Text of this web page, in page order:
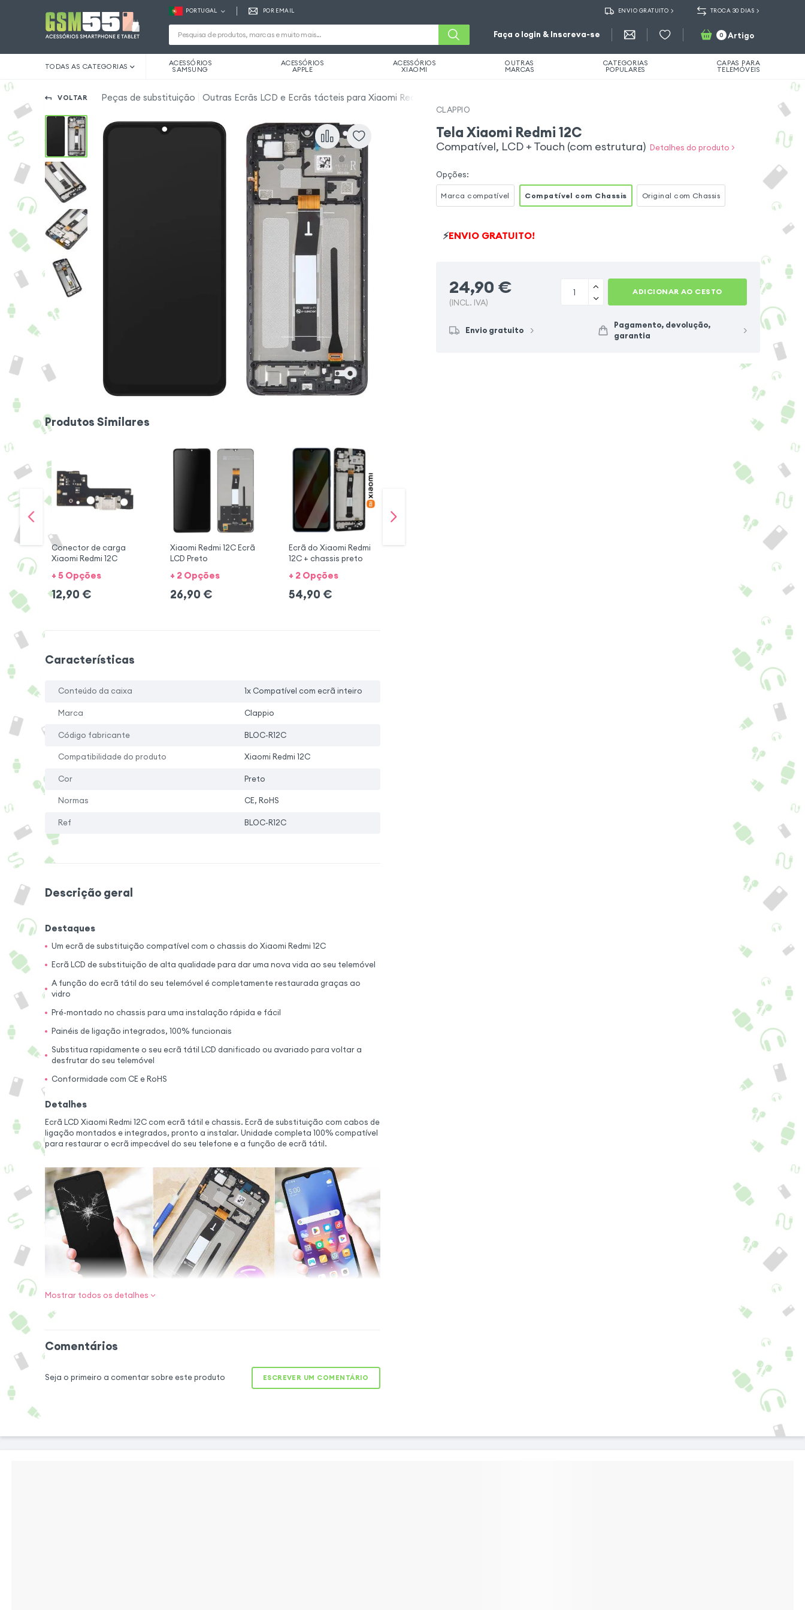
PORTUGAL POR EMAIL ENVIO GRATUITO TROCA 30 DIAS
Faça o login & Inscreva-se 0 Artigo
TODAS AS CATEGORIAS ACESSÓRIOS
SAMSUNG
ACESSÓRIOS
APPLE
ACESSÓRIOS
XIAOMI
OUTRAS
MARCAS
CATEGORIAS
POPULARES
CAPAS PARA
TELEMÓVEIS
VOLTAR Peças de substituição Outras Ecrãs LCD e Ecrãs tácteis para Xiaomi Redmi 12C
Produtos Similares
Conector de carga
Xiaomi Redmi 12C
+ 5 Opções
12,90 €
Xiaomi Redmi 12C Ecrã
LCD Preto
+ 2 Opções
26,90 €
Ecrã do Xiaomi Redmi
12C + chassis preto
+ 2 Opções
54,90 €
Características
Conteúdo da caixa 1x Compatível com ecrã inteiro
Marca Clappio
Código fabricante BLOC-R12C
Compatibilidade do produto Xiaomi Redmi 12C
Cor Preto
Normas CE, RoHS
Ref BLOC-R12C
Descrição geral
Destaques
Um ecrã de substituição compatível com o chassis do Xiaomi Redmi 12C
Ecrã LCD de substituição de alta qualidade para dar uma nova vida ao seu telemóvel
A função do ecrã tátil do seu telemóvel é completamente restaurada graças ao
vidro
Pré-montado no chassis para uma instalação rápida e fácil
Painéis de ligação integrados, 100% funcionais
Substitua rapidamente o seu ecrã tátil LCD danificado ou avariado para voltar a
desfrutar do seu telemóvel
Conformidade com CE e RoHS
Detalhes
Ecrã LCD Xiaomi Redmi 12C com ecrã tátil e chassis. Ecrã de substituição com cabos de
ligação montados e integrados, pronto a instalar. Unidade completa 100% compatível
para restaurar o ecrã impecável do seu telefone e a função de ecrã tátil.
painel frontal danificado do seu
[nome_do_aparelho]. Uma unidade completa
Mostrar todos os detalhes
Comentários
Seja o primeiro a comentar sobre este produto ESCREVER UM COMENTÁRIO
CLAPPIO
Tela Xiaomi Redmi 12C
Compatível, LCD + Touch (com estrutura) Detalhes do produto >
Opções:
Marca compatível Compatível com Chassis Original com Chassis
⚡ENVIO GRATUITO!
24,90 €
(INCL. IVA)
ADICIONAR AO CESTO
Envio gratuito
Pagamento, devolução,
garantia